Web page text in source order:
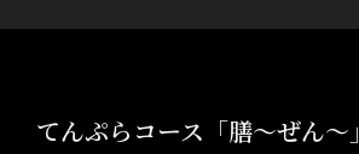
てんぷらコース「膳～ぜん～」